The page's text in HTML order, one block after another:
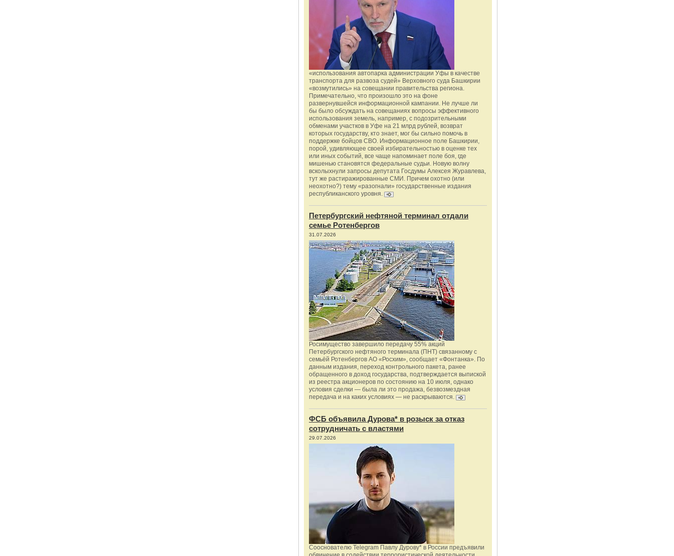
«использования автопарка администрации Уфы в качестве
транспорта для развоза судей» Верховного суда Башкирии
«возмутились» на совещании правительства региона.
Примечательно, что произошло это на фоне
развернувшейся информационной кампании. Не лучше ли
бы было обсуждать на совещаниях вопросы эффективного
использования земель, например, с подозрительными
обменами участков в Уфе на 21 млрд рублей, возврат
которых государству, кто знает, мог бы сильно помочь в
поддержке бойцов СВО. Информационное поле Башкирии,
порой, удивляющее своей избирательностью в оценке тех
или иных событий, все чаще напоминает поле боя, где
мишенью становятся федеральные судьи. Новую волну
всколыхнули запросы депутата Госдумы Алексея Журавлева,
тут же растиражированные СМИ. Причем охотно (или
неохотно?) тему «разогнали» государственные издания
республиканского уровня.
Петербургский нефтяной терминал отдали
семье Ротенбергов
31.07.2026
Росимущество завершило передачу 55% акций
Петербургского нефтяного терминала (ПНТ) связанному с
семьёй Ротенбергов АО «Росхим», сообщает «Фонтанка». По
данным издания, переход контрольного пакета, ранее
обращенного в доход государства, подтверждается выпиской
из реестра акционеров по состоянию на 10 июля, однако
условия сделки — была ли это продажа, безвозмездная
передача и на каких условиях — не раскрываются.
ФСБ объявила Дурова* в розыск за отказ
сотрудничать с властями
29.07.2026
Сооснователю Telegram Павлу Дурову* в России предъявили